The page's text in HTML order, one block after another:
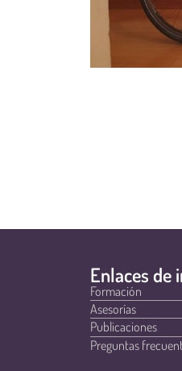
Enlaces de
Formación
Asesorías
Publicaciones
Preguntas